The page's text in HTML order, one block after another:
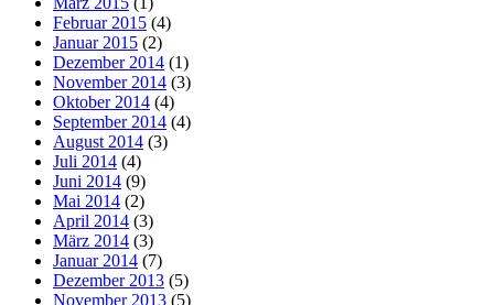
Februar 2015 (4)
Januar 2015 (2)
Dezember 2014 (1)
November 2014 (3)
Oktober 2014 (4)
September 2014 (4)
August 2014 (3)
Juli 2014 (4)
Juni 2014 (9)
Mai 2014 (2)
April 2014 (3)
März 2014 (3)
Januar 2014 (7)
Dezember 2013 (5)
November 2013 (5)